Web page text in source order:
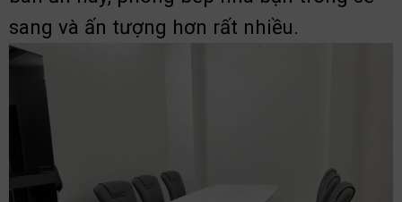
sang và ấn tượng hơn rất nhiều.